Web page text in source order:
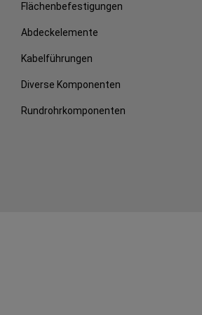
Flächenbefestigungen
Abdeckelemente
Kabelführungen
Diverse Komponenten
Rundrohrkomponenten